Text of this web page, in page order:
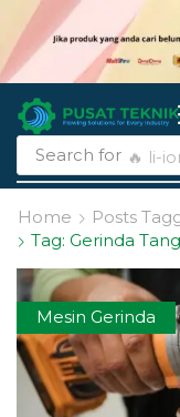
Search for 🔥 li-
Home
Posts
Tag: Gerinda
Mesin Gerinda